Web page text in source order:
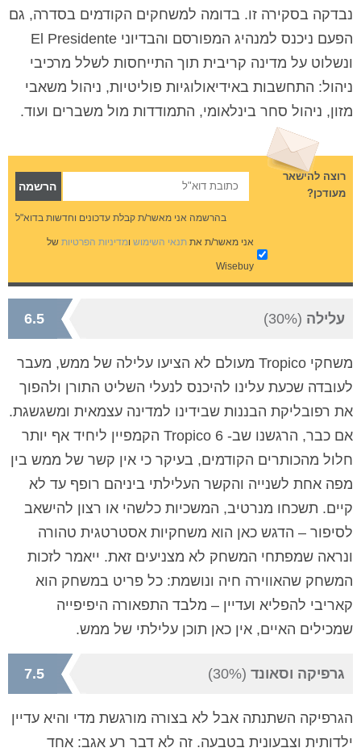
נבדקה בסקירה זו. בדומה למשחקים הקודמים בסדרה, גם
הפעם ניכנס למנהיג המפורסם והבדיוני El Presidente
ונשלוט על מדינה קריבית תוך התייחסות לשלל מרכיבי
ניהול: התחשבות באידיאולוגיות פוליטיות, ניהול משאבי
מזון, ניהול סחר בינלאומי, התמודדות מול משברים ועוד.
רוצה להישאר
מעודכן?
בהרשמה אני מאשר/ת קבלת עדכונים וחדשות בדוא"ל
אני מאשר/ת אתתנאי השימוש ומדיניות הפרטיות של
Wisebuy
עלילה (30%)
6.5
משחקי Tropico מעולם לא הציעו עלילה של ממש, מעבר
לעובדה שכעת עלינו להיכנס לנעלי השליט התורן ולהפוך
את רפובליקת הבננות שבידינו למדינה עצמאית ומשגשגת.
אם כבר, הרגשנו שב- Tropico 6 הקמפיין ליחיד אף יותר
חלול מהכותרים הקודמים, בעיקר כי אין קשר של ממש בין
מפה אחת לשנייה והקשר העלילתי ביניהם רופף עד לא
קיים. תשכחו מנרטיב, המשכיות כלשהי או רצון להישאב
לסיפור – הדגש כאן הוא משחקיות אסטרטגית טהורה
ונראה שמפתחי המשחק לא מצניעים זאת. ייאמר לזכות
המשחק שהאווירה חיה ונושמת: כל פריט במשחק הוא
קאריבי להפליא ועדיין – מלבד התפאורה היפיפייה
שמכילים האיים, אין כאן תוכן עלילתי של ממש.
גרפיקה וסאונד (30%)
7.5
הגרפיקה השתנתה אבל לא בצורה מורגשת מדי והיא עדיין
ילדותית וצבעונית בטבעה. זה לא דבר רע אגב: אחד